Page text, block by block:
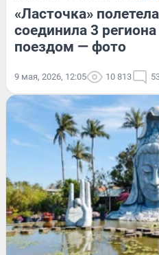
«Ласточка»
соединила 3
поездом — фото
9 мая, 2026, 12:05 10 813